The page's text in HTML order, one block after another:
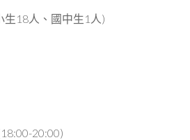
生18人、國中生1人)
20:00)